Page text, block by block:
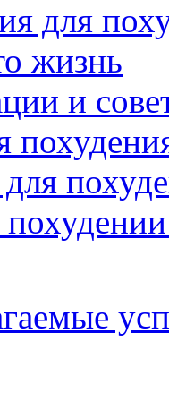
для
жизнь
и